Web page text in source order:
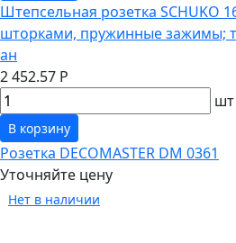
Штепсельная розетка SCHUKO
шторками, пружинные зажимы;
ан
2 452.57 Р
шт
В корзину
Розетка DECOMASTER DM 0361
Уточняйте цену
Нет в наличии